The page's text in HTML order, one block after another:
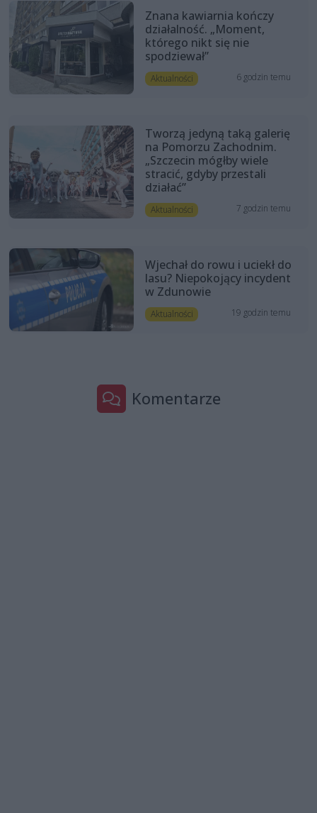
Znana kawiarnia kończy
działalność. „Moment,
którego nikt się nie
spodziewał”
Aktualności 6 godzin temu
Tworzą jedyną taką galerię
na Pomorzu Zachodnim.
„Szczecin mógłby wiele
stracić, gdyby przestali
działać”
Aktualności 7 godzin temu
Wjechał do rowu i uciekł do
lasu? Niepokojący incydent
w Zdunowie
Aktualności 19 godzin temu
Komentarze